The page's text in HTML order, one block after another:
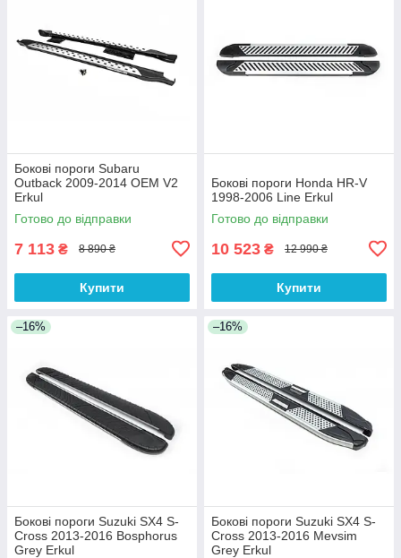
Бокові пороги Subaru
Outback 2009-2014 OEM V2
Erkul
Готово до відправки
7 113 ₴ 8 890 ₴
Купити
Бокові пороги Honda HR-V
1998-2006 Line Erkul
Готово до відправки
10 523 ₴ 12 990 ₴
Купити
–16%
Бокові пороги Suzuki SX4 S-
Cross 2013-2016 Bosphorus
Grey Erkul
–16%
Бокові пороги Suzuki SX4 S-
Cross 2013-2016 Mevsim
Grey Erkul